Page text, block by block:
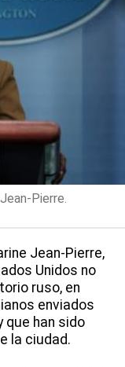
Pierre.
Jean-Pierre,
Unidos no
ruso, en
enviados
que han sido
la ciudad.